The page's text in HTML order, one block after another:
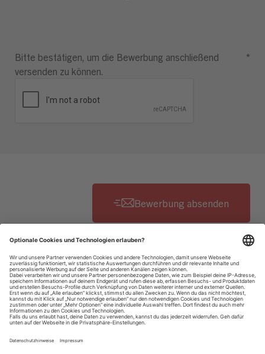
Bitte bestätigen, um die Bewerbung anschließend
versenden zu können.
*
Datenschutzhinweise
Impressum